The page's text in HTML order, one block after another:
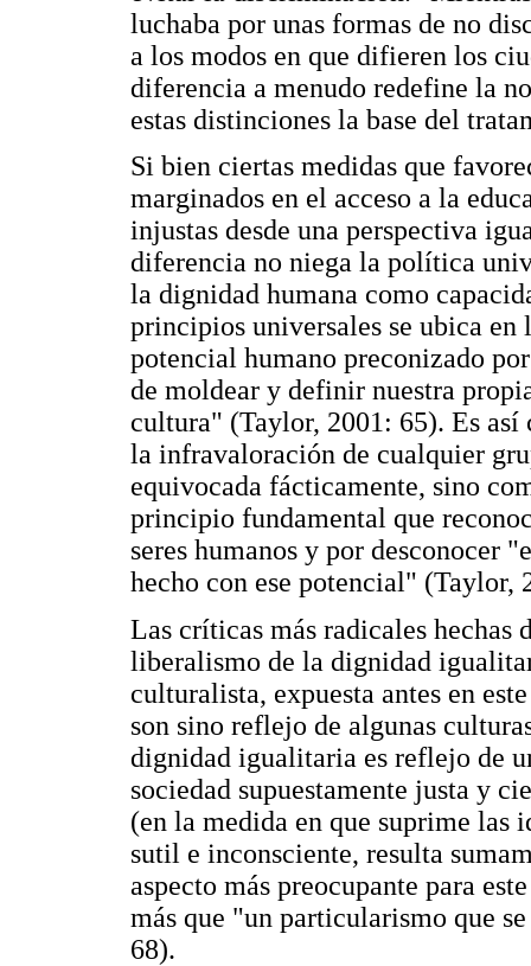
luchaba por unas formas de no
a los modos en que difieren los
diferencia a menudo redefine la
estas distinciones la base del
Si bien ciertas medidas que
marginados en el acceso a la
injustas desde una perspectiva
diferencia no niega la política
la dignidad humana como
principios universales se ubica en
potencial humano preconizado
de moldear y definir nuestra
cultura" (Taylor, 2001: 65). Es
la infravaloración de cualquier
equivocada fácticamente, sino
principio fundamental que
seres humanos y por desconocer
hecho con ese potencial" (Taylor,
Las críticas más radicales
liberalismo de la dignidad
culturalista, expuesta antes en
son sino reflejo de algunas
dignidad igualitaria es reflejo de
sociedad supuestamente justa y
(en la medida en que suprime las
sutil e inconsciente, resulta
aspecto más preocupante para
más que "un particularismo que
68).